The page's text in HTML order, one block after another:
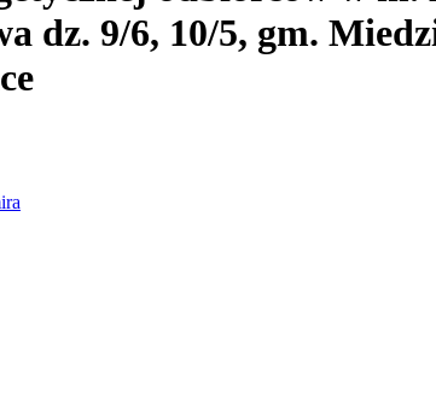
dz. 9/6, 10/5, gm.